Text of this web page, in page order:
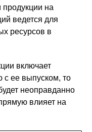
продукции на
ведется для
ресурсов в
включает
с ее выпуском, то
неоправданно
влияет на